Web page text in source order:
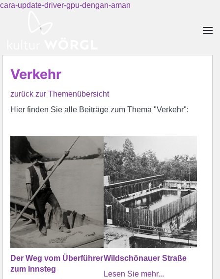
cara-update-driver-gpu-dengan-aman
Verkehr
zurück zur Themenübersicht
Hier finden Sie alle Beiträge zum Thema "Verkehr":
Der Weg vom Überführer
zum Innsteg
Wildschönauer Straße
Lesen Sie mehr...